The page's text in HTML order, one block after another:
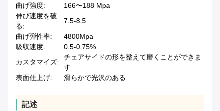
曲げ強度:
166〜188 Mpa
伸び速度を破
る:
7.5-8.5
曲げ弾性率:
4800Mpa
吸収速度:
0.5-0.75%
カスタマイズ:
チェアサイドの形を整えて磨くことができま
す
表面仕上げ:
滑らかで光沢のある
記述